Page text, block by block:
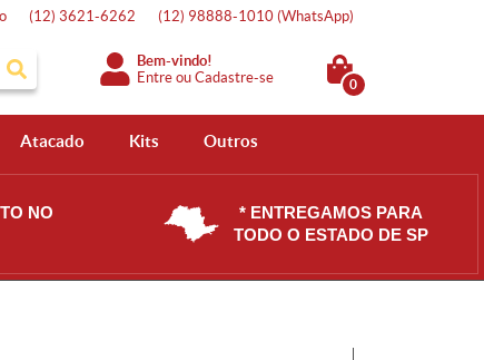
(12) 3621-6262 (12) 98888-1010 (WhatsApp)
Bem-vindo!
Entre ouCadastre-se 0
Atacado Kits Outros
NO
* ENTREGAMOS PARA
TODO O ESTADO DE SP